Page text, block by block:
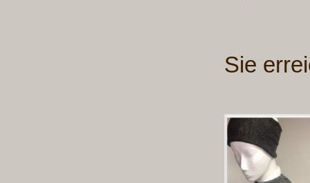
Sie